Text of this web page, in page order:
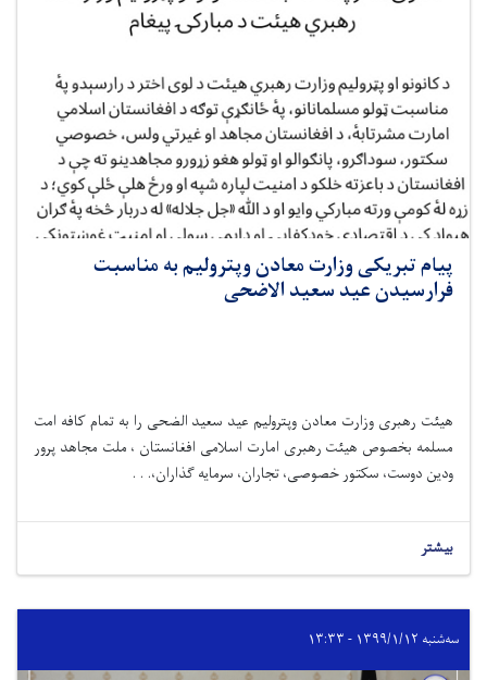
پیام تبریکی وزارت معادن وپترولیم به مناسبت
فرارسیدن عید سعید الاضحی
هیئت رهبری وزارت معادن وپترولیم عید سعید الضحی را به تمام کافه امت
مسلمه بخصوص هیئت رهبری امارت اسلامی افغانستان ، ملت مجاهد پرور
ودین دوست، سکتور خصوصی، تجاران، سرمایه گذاران،. . .
بیشتر
سه‌شنبه ۱۳۹۹/۱/۱۲ - ۱۳:۳۳